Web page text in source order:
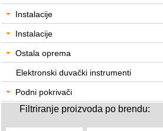
Instalacije
Instalacije
Ostala oprema
Elektronski duvački instrumenti
Podni pokrivači
Filtriranje proizvoda po brendu: